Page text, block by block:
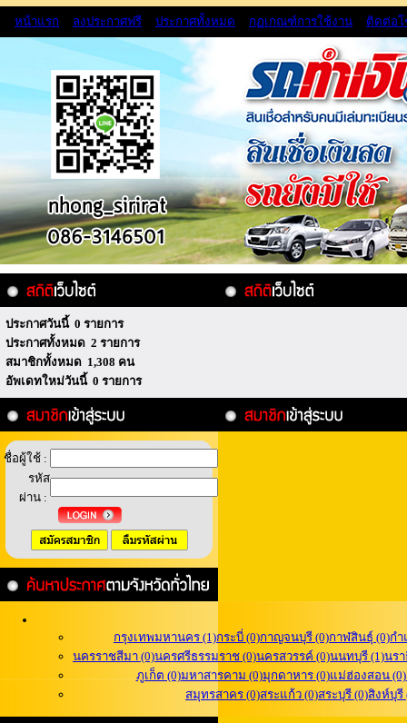
หน้าแรก ลงประกาศฟรี ประกาศทั้งหมด กฏเกณฑ์การใช้งาน ติดต่อ
ประกาศวันนี้ 0 รายการ
ประกาศทั้งหมด 2 รายการ
สมาชิกทั้งหมด 1,308 คน
อัพเดทใหม่วันนี้ 0 รายการ
ชื่อผู้ใช้ :
รหัส
ผ่าน :
กรุงเทพมหานคร (1)กระบี่ (0)กาญจนบุรี (0)กาฬสินธุ์ (0)กำ
นครราชสีมา (0)นครศรีธรรมราช (0)นครสวรรค์ (0)นนทบุรี (1)นรา
ภูเก็ต (0)มหาสารคาม (0)มุกดาหาร (0)แม่ฮ่องสอน (0)
สมุทรสาคร (0)สระแก้ว (0)สระบุรี (0)สิงห์บุรี